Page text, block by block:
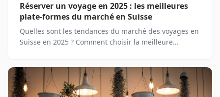
Réserver un voyage en 2025 : les meilleures
plate-formes du marché en Suisse
Quelles sont les tendances du marché des voyages en
Suisse en 2025 ? Comment choisir la meilleure